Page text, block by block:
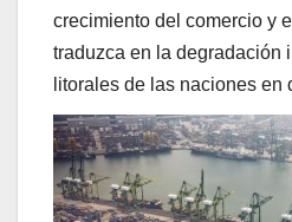
crecimiento del comercio y
traduzca en la degradación
litorales de las naciones en